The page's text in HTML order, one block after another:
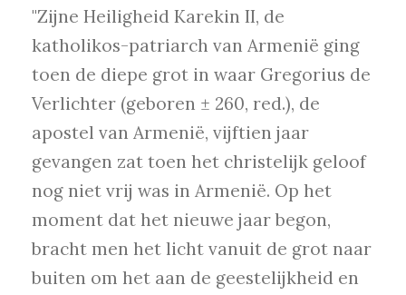
"Zijne Heiligheid Karekin II, de
katholikos-patriarch van Armenië ging
toen de diepe grot in waar Gregorius de
Verlichter (geboren ± 260, red.), de
apostel van Armenië, vijftien jaar
gevangen zat toen het christelijk geloof
nog niet vrij was in Armenië. Op het
moment dat het nieuwe jaar begon,
bracht men het licht vanuit de grot naar
buiten om het aan de geestelijkheid en